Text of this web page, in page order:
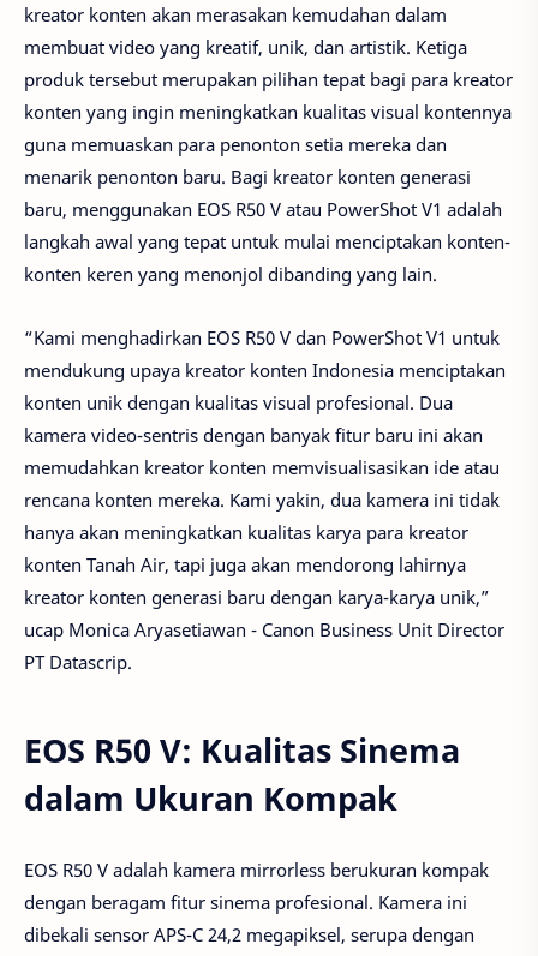
kreator konten akan merasakan kemudahan dalam
membuat video yang kreatif, unik, dan artistik. Ketiga
produk tersebut merupakan pilihan tepat bagi para kreator
konten yang ingin meningkatkan kualitas visual kontennya
guna memuaskan para penonton setia mereka dan
menarik penonton baru. Bagi kreator konten generasi
baru, menggunakan EOS R50 V atau PowerShot V1 adalah
langkah awal yang tepat untuk mulai menciptakan konten-
konten keren yang menonjol dibanding yang lain.
“Kami menghadirkan EOS R50 V dan PowerShot V1 untuk
mendukung upaya kreator konten Indonesia menciptakan
konten unik dengan kualitas visual profesional. Dua
kamera video-sentris dengan banyak fitur baru ini akan
memudahkan kreator konten memvisualisasikan ide atau
rencana konten mereka. Kami yakin, dua kamera ini tidak
hanya akan meningkatkan kualitas karya para kreator
konten Tanah Air, tapi juga akan mendorong lahirnya
kreator konten generasi baru dengan karya-karya unik,”
ucap Monica Aryasetiawan - Canon Business Unit Director
PT Datascrip.
EOS R50 V: Kualitas Sinema
dalam Ukuran Kompak
EOS R50 V adalah kamera mirrorless berukuran kompak
dengan beragam fitur sinema profesional. Kamera ini
dibekali sensor APS-C 24,2 megapiksel, serupa dengan